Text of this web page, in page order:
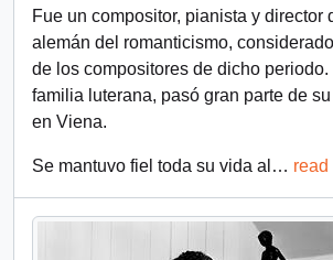
Fue un compositor, pianista y director
alemán del romanticismo,
de los compositores de dicho
familia luterana, pasó gran parte de
en Viena.
Se mantuvo fiel toda su vida al … read